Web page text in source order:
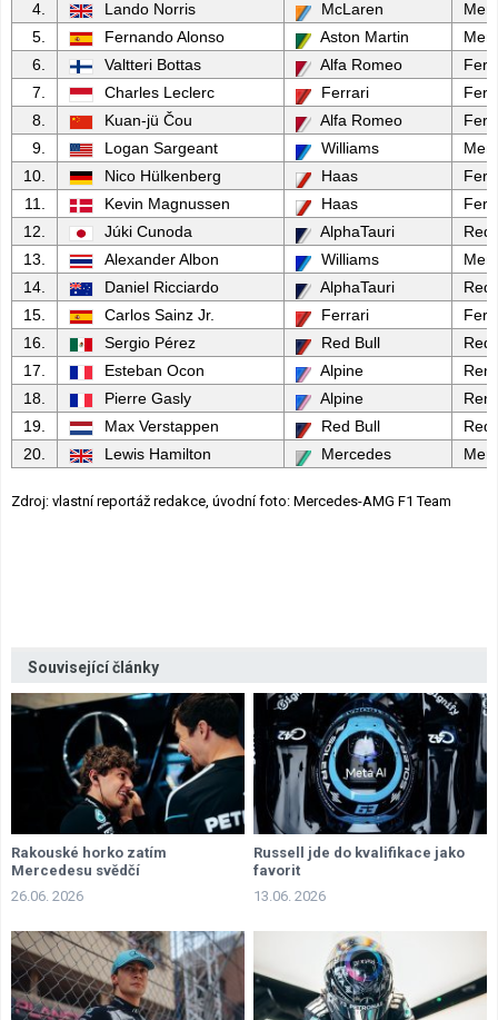
4. Lando Norris McLaren
5.
Fernando Alonso Aston Martin
6.
Valtteri Bottas Alfa Romeo
7.
Charles Leclerc Ferrari
8.
Kuan-jü Čou Alfa Romeo
9.
Logan Sargeant Williams
10.
Nico Hülkenberg Haas
11.
Kevin Magnussen Haas
12.
Júki Cunoda AlphaTauri
Red
13.
Alexander Albon Williams
14.
Daniel Ricciardo AlphaTauri
Red
15.
Carlos Sainz Jr. Ferrari
16.
Sergio Pérez Red Bull
Red
17.
Esteban Ocon Alpine
18.
Pierre Gasly Alpine
19.
Max Verstappen Red Bull
Red
20.
Lewis Hamilton Mercedes
Zdroj: vlastní reportáž redakce, úvodní foto: Mercedes-AMG F1 Team
Související články
Rakouské horko zatím
Mercedesu svědčí
26.06. 2026
Russell jde do kvalifikace jako
favorit
13.06. 2026